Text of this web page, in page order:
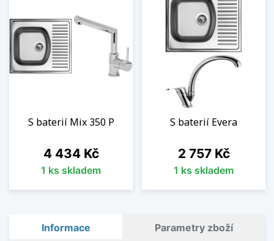
S baterií Mix 350 P
Cena
4 434 Kč
1 ks skladem
S baterií Evera
Cena
2 757 Kč
1 ks skladem
Informace Parametry zboží